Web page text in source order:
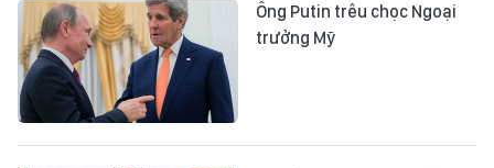
Ông Putin trêu chọc Ngoại
trưởng Mỹ